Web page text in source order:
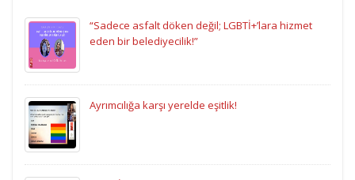
“Sadece asfalt döken değil; LGBTİ+’lara hizmet
eden bir belediyecilik!”
Ayrımcılığa karşı yerelde eşitlik!